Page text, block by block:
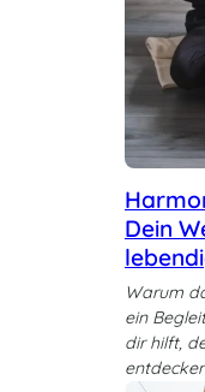
Dein
Warum
ein
dir hilft,